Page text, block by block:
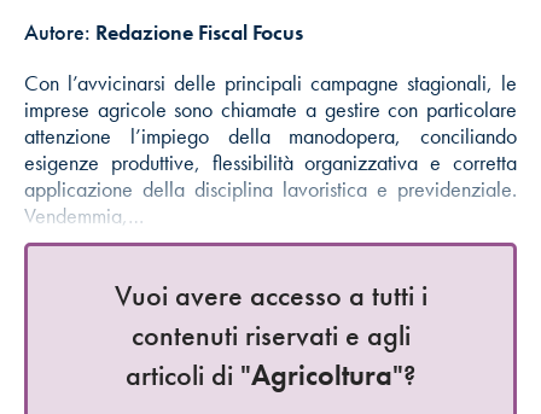
Autore: Redazione Fiscal Focus
Con l’avvicinarsi delle principali campagne stagionali, le
imprese agricole sono chiamate a gestire con particolare
attenzione l’impiego della manodopera, conciliando
esigenze produttive, flessibilità organizzativa e corretta
applicazione della disciplina lavoristica e previdenziale.
Vendemmia,…
Vuoi avere accesso a tutti i
contenuti riservati e agli
articoli di "Agricoltura"?